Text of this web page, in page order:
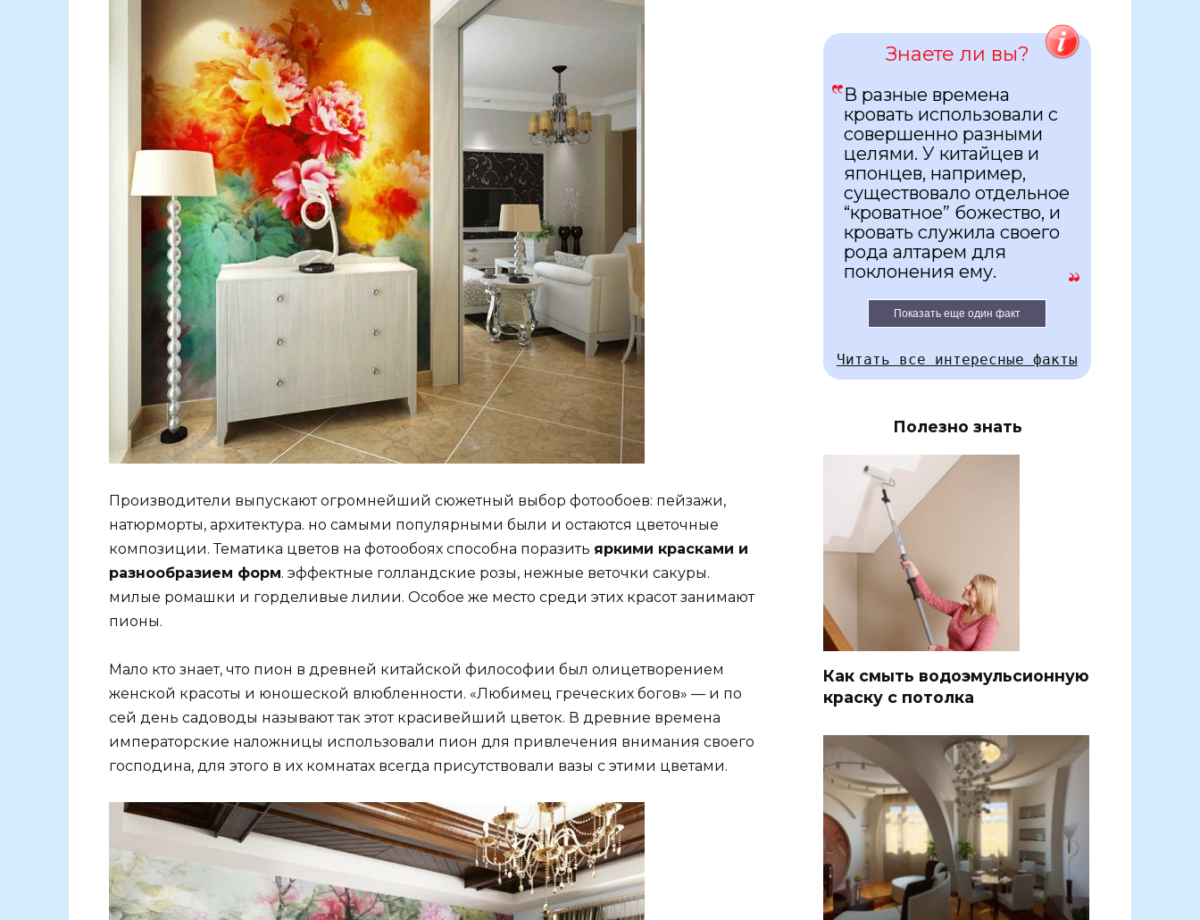
Производители выпускают огромнейший сюжетный выбор фотообоев: пейзажи,
натюрморты, архитектура. но самыми популярными были и остаются цветочные
композиции. Тематика цветов на фотообоях способна поразить яркими красками и
разнообразием форм. эффектные голландские розы, нежные веточки сакуры.
милые ромашки и горделивые лилии. Особое же место среди этих красот занимают
пионы.
Мало кто знает, что пион в древней китайской философии был олицетворением
женской красоты и юношеской влюбленности. «Любимец греческих богов» — и по
сей день садоводы называют так этот красивейший цветок. В древние времена
императорские наложницы использовали пион для привлечения внимания своего
господина, для этого в их комнатах всегда присутствовали вазы с этими цветами.
Знаете ли вы?
В разные времена
кровать использовали с
совершенно разными
целями. У китайцев и
японцев, например,
существовало отдельное
“кроватное” божество, и
кровать служила своего
рода алтарем для
поклонения ему.
Показать еще один факт
Читать все интересные факты
Полезно знать
Как смыть водоэмульсионную
краску с потолка